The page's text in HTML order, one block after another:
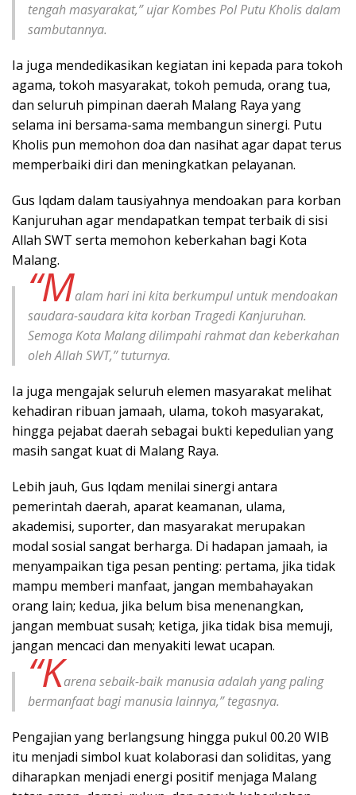
tengah masyarakat,” ujar Kombes Pol Putu Kholis dalam
sambutannya.
Ia juga mendedikasikan kegiatan ini kepada para tokoh
agama, tokoh masyarakat, tokoh pemuda, orang tua,
dan seluruh pimpinan daerah Malang Raya yang
selama ini bersama-sama membangun sinergi. Putu
Kholis pun memohon doa dan nasihat agar dapat terus
memperbaiki diri dan meningkatkan pelayanan.
Gus Iqdam dalam tausiyahnya mendoakan para korban
Kanjuruhan agar mendapatkan tempat terbaik di sisi
Allah SWT serta memohon keberkahan bagi Kota
Malang.
“Malam hari ini kita berkumpul untuk mendoakan
saudara-saudara kita korban Tragedi Kanjuruhan.
Semoga Kota Malang dilimpahi rahmat dan keberkahan
oleh Allah SWT,” tuturnya.
Ia juga mengajak seluruh elemen masyarakat melihat
kehadiran ribuan jamaah, ulama, tokoh masyarakat,
hingga pejabat daerah sebagai bukti kepedulian yang
masih sangat kuat di Malang Raya.
Lebih jauh, Gus Iqdam menilai sinergi antara
pemerintah daerah, aparat keamanan, ulama,
akademisi, suporter, dan masyarakat merupakan
modal sosial sangat berharga. Di hadapan jamaah, ia
menyampaikan tiga pesan penting: pertama, jika tidak
mampu memberi manfaat, jangan membahayakan
orang lain; kedua, jika belum bisa menenangkan,
jangan membuat susah; ketiga, jika tidak bisa memuji,
jangan mencaci dan menyakiti lewat ucapan.
“Karena sebaik-baik manusia adalah yang paling
bermanfaat bagi manusia lainnya,” tegasnya.
Pengajian yang berlangsung hingga pukul 00.20 WIB
itu menjadi simbol kuat kolaborasi dan soliditas, yang
diharapkan menjadi energi positif menjaga Malang